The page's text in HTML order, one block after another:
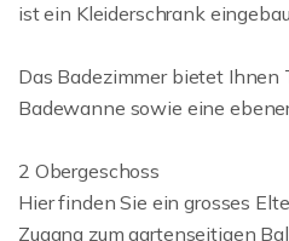
ist ein Kleiderschrank
Das Badezimmer bietet Ihnen
Badewanne sowie eine
2 Obergeschoss
Hier finden Sie ein grosses
Zugang zum gartenseitigen